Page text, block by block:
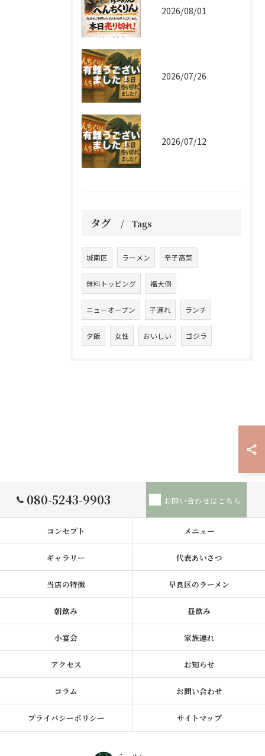
2026/08/01
2026/07/26
2026/07/12
タグ Tags
城南区 ラーメン 辛子高菜
無料トッピング 福大側
ニューオープン 子連れ ランチ
夕飯 女性 おいしい ゴジラ
080-5243-9903 お問い合わせはこちら
コンセプト メニュー
ギャラリー 代表あいさつ
当店の特徴 早良区のラーメン
朝飲み 昼飲み
小宴会 家族連れ
アクセス お知らせ
コラム お問い合わせ
プライバシーポリシー サイトマップ